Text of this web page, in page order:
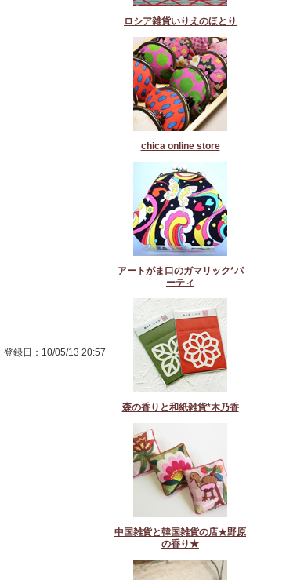
登録日：10/05/13 20:57
ロシア雑貨いりえのほとり
chica online store
アートがま口のガマリック*パ
ーティ
森の香りと和紙雑貨*木乃香
中国雑貨と韓国雑貨の店★野原
の香り★